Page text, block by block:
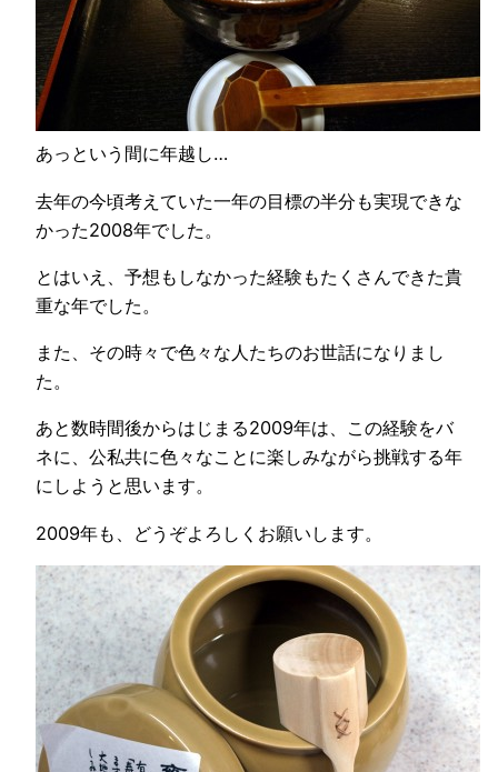
あっという間に年越し…
去年の今頃考えていた一年の目標の半分も実現できな
かった2008年でした。
とはいえ、予想もしなかった経験もたくさんできた貴
重な年でした。
また、その時々で色々な人たちのお世話になりまし
た。
あと数時間後からはじまる2009年は、この経験をバ
ネに、公私共に色々なことに楽しみながら挑戦する年
にしようと思います。
2009年も、どうぞよろしくお願いします。